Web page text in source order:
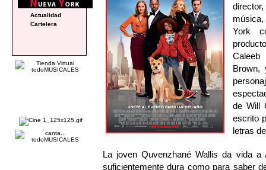
York
Caleeb
Brown,
de Will
escrito
letras
La joven Quvenzhané Wallis da vida
suficientemente dura como para saber
Actualidad
Cartelera